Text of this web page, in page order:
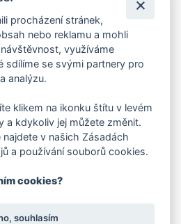
procházení stránek,
nebo reklamu a mohli
využíváme
sdílíme se svými partnery pro
analýzu.
klikem na ikonku štítu v levém
a kdykoliv jej můžete změnit.
v našich Zásadách
a používání souborů cookies.
cookies?
souhlasím